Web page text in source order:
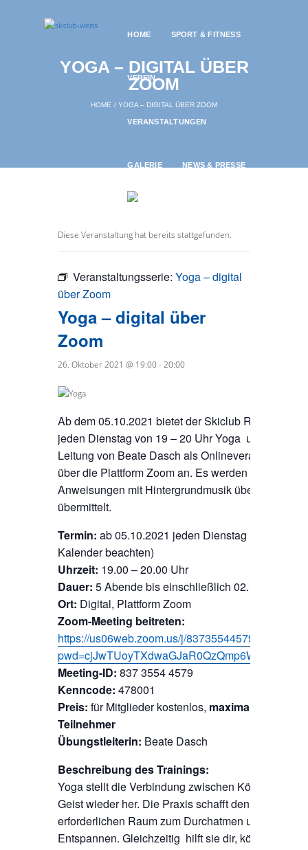
HOME SPORT & FITNESS
VEREIN
VERANSTALTUNGEN
GALERIE NEWS & PRESSE
YOGA – DIGITAL ÜBER
ZOOM
HOME YOGA – DIGITAL ÜBER ZOOM
Diese Veranstaltung hat bereits stattgefunden.
Veranstaltungsserie: Yoga – digital
über Zoom
Yoga – digital über
Zoom
26. Oktober 2021 @ 19:00-20:00
Ab dem 05.10.2021 bietet der Skiclub Rottenburg
jeden Dienstag von 19 – 20 Uhr Yoga unter der
Leitung von Beate Dasch als Onlineveranstaltung
über die Plattform Zoom an. Es werden die
Anweisungen mit Hintergrundmusik über Zoom
übermittelt.
Termin: ab 05.10.2021 jeden Dienstag (bitte
Kalender beachten)
Uhrzeit: 19.00 – 20.00 Uhr
Dauer: 5 Abende bis einschließlich 02.11.2021
Ort: Digital, Plattform Zoom
Zoom-Meeting beitreten:
https://us06web.zoom.us/j/83735544579?
pwd=cjJwTUoyTXdwaGJaR0QzQmp6WDZkQT09
Meeting-ID: 837 3554 4579
Kenncode: 478001
Preis: für Mitglieder kostenlos, maximal 100
Teilnehmer
Übungstleiterin: Beate Dasch
Beschreibung des Trainings:
Yoga stellt die Verbindung zwischen Körber und
Geist wieder her. Die Praxis schafft den
erforderlichen Raum zum Durchatmen und
Entspannen. Gleichzeitig hilft sie dir, körperlich